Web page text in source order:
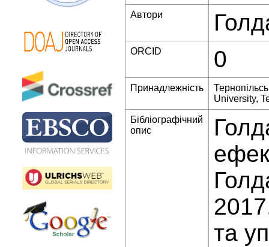
Автори
ORCID 0
Принадлежність
University,
Бібліографічний
опис
та